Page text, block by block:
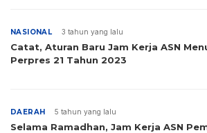
NASIONAL 3 tahun yang lalu
Catat, Aturan Baru Jam Kerja ASN
Perpres 21 Tahun 2023
DAERAH 5 tahun yang lalu
Selama Ramadhan, Jam Kerja ASN